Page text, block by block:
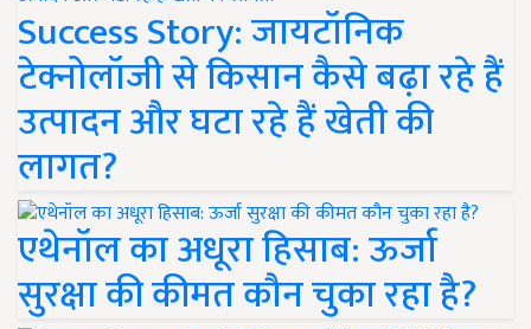
Success Story: जायटॉनिक
टेक्नोलॉजी से किसान कैसे बढ़ा रहे हैं
उत्पादन और घटा रहे हैं खेती की
लागत?
एथेनॉल का अधूरा हिसाब: ऊर्जा
सुरक्षा की कीमत कौन चुका रहा है?